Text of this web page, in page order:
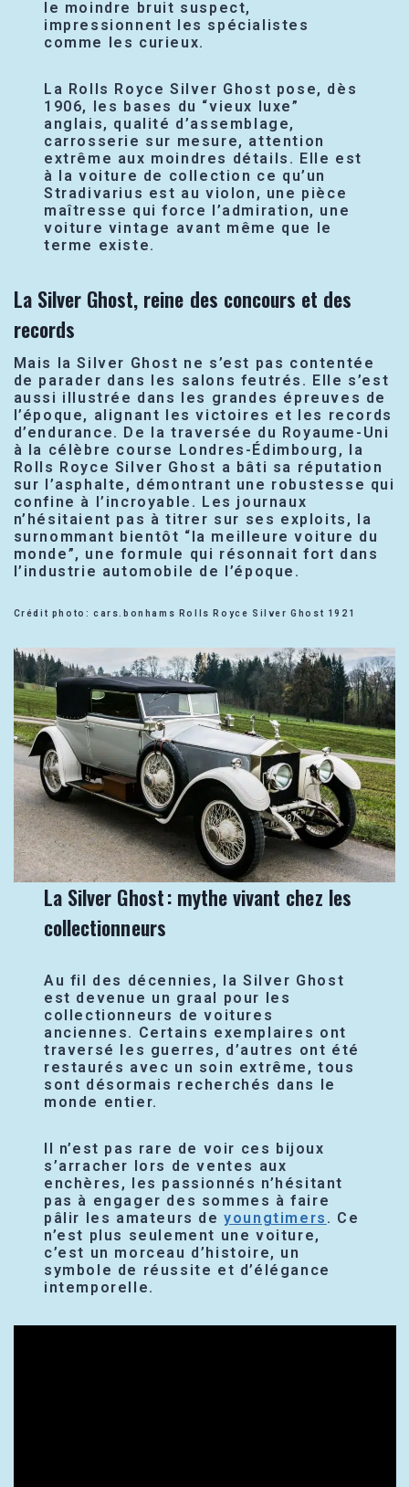
le moindre bruit suspect,
impressionnent les spécialistes
comme les curieux.
La Rolls Royce Silver Ghost pose, dès
1906, les bases du “vieux luxe”
anglais, qualité d’assemblage,
carrosserie sur mesure, attention
extrême aux moindres détails. Elle est
à la voiture de collection ce qu’un
Stradivarius est au violon, une pièce
maîtresse qui force l’admiration, une
voiture vintage avant même que le
terme existe.
La Silver Ghost, reine des concours et des
records
Mais la Silver Ghost ne s’est pas contentée
de parader dans les salons feutrés. Elle s’est
aussi illustrée dans les grandes épreuves de
l’époque, alignant les victoires et les records
d’endurance. De la traversée du Royaume-Uni
à la célèbre course Londres-Édimbourg, la
Rolls Royce Silver Ghost a bâti sa réputation
sur l’asphalte, démontrant une robustesse qui
confine à l’incroyable. Les journaux
n’hésitaient pas à titrer sur ses exploits, la
surnommant bientôt “la meilleure voiture du
monde”, une formule qui résonnait fort dans
l’industrie automobile de l’époque.
Crédit photo: cars.bonhams Rolls Royce Silver Ghost 1921
La Silver Ghost : mythe vivant chez les
collectionneurs
Au fil des décennies, la Silver Ghost
est devenue un graal pour les
collectionneurs de voitures
anciennes. Certains exemplaires ont
traversé les guerres, d’autres ont été
restaurés avec un soin extrême, tous
sont désormais recherchés dans le
monde entier.
Il n’est pas rare de voir ces bijoux
s’arracher lors de ventes aux
enchères, les passionnés n’hésitant
pas à engager des sommes à faire
pâlir les amateurs deyoungtimers . Ce
n’est plus seulement une voiture,
c’est un morceau d’histoire, un
symbole de réussite et d’élégance
intemporelle.